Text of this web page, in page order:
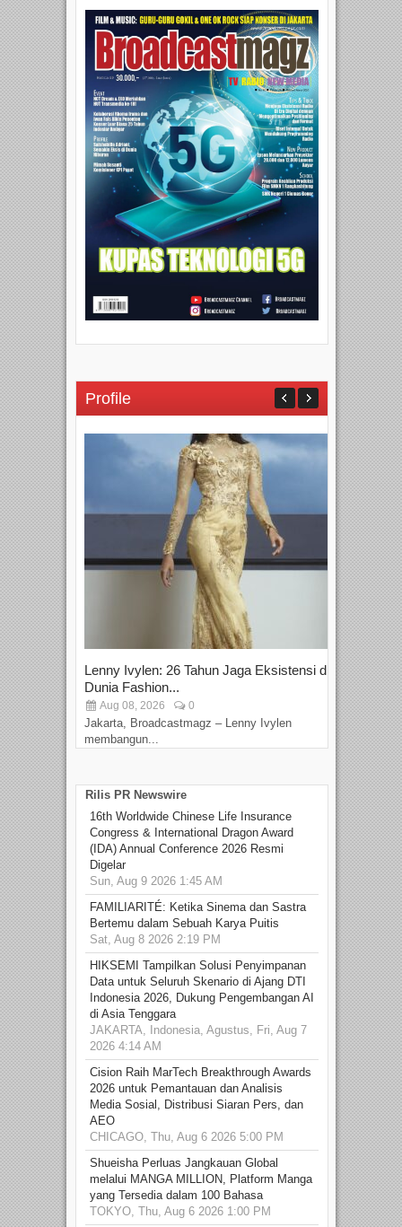
Profile
Lenny Ivylen: 26 Tahun Jaga Eksistensi di
Dunia Fashion...
Aug 08, 2026 0
Jakarta, Broadcastmagz – Lenny Ivylen
membangun...
Rilis PR Newswire
16th Worldwide Chinese Life Insurance
Congress & International Dragon Award
(IDA) Annual Conference 2026 Resmi
Digelar
Sun, Aug 9 2026 1:45 AM
FAMILIARITÉ: Ketika Sinema dan Sastra
Bertemu dalam Sebuah Karya Puitis
Sat, Aug 8 2026 2:19 PM
HIKSEMI Tampilkan Solusi Penyimpanan
Data untuk Seluruh Skenario di Ajang DTI
Indonesia 2026, Dukung Pengembangan AI
di Asia Tenggara
JAKARTA, Indonesia, Agustus, Fri, Aug 7
2026 4:14 AM
Cision Raih MarTech Breakthrough Awards
2026 untuk Pemantauan dan Analisis
Media Sosial, Distribusi Siaran Pers, dan
AEO
CHICAGO, Thu, Aug 6 2026 5:00 PM
Shueisha Perluas Jangkauan Global
melalui MANGA MILLION, Platform Manga
yang Tersedia dalam 100 Bahasa
TOKYO, Thu, Aug 6 2026 1:00 PM